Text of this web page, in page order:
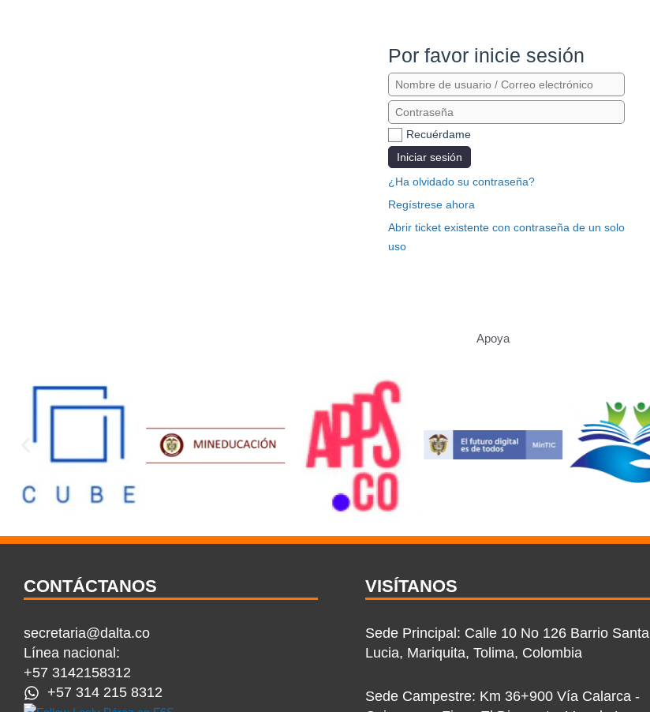
Por favor inicie sesión
Recuérdame
Iniciar sesión
¿Ha olvidado su contraseña?
Regístrese ahora
Abrir ticket existente con contraseña de un solo
uso
Apoya
CONTÁCTANOS
secretaria@dalta.co
Línea nacional:
+57 3142158312
+57 314 215 8312
VISÍTANOS
Sede Principal: Calle 10 No 126 Barrio Santa
Lucia, Mariquita, Tolima, Colombia
Sede Campestre: Km 36+900 Vía Calarca -